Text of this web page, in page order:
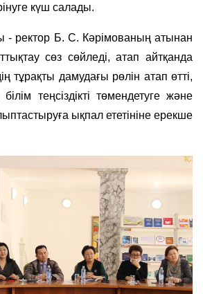
күш салады.
- ректор Б. С. Кәрімованың атынан
сөз сөйледі, атап айтқанда
тұрақты дамудағы рөлін атап өтті,
теңсіздікті төмендетуге және
ықпал ететініне ерекше